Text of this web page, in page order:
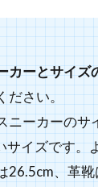
カーとサイズ
ださい。
ニーカーのサ
サイズです。
26.5cm、革